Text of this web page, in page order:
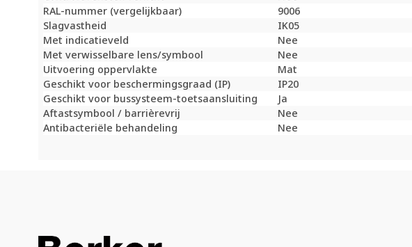
RAL-nummer (vergelijkbaar)
9006
Slagvastheid
IK05
Met indicatieveld
Nee
Met verwisselbare lens/symbool
Nee
Uitvoering oppervlakte
Mat
Geschikt voor beschermingsgraad (IP)
IP20
Geschikt voor bussysteem-toetsaansluiting
Ja
Aftastsymbool / barrièrevrij
Nee
Antibacteriële behandeling
Nee